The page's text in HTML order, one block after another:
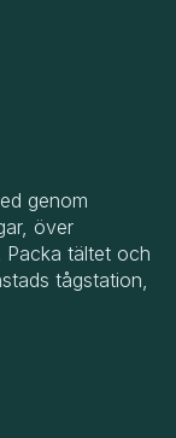
genom
över
Packa tältet och
tågstation,